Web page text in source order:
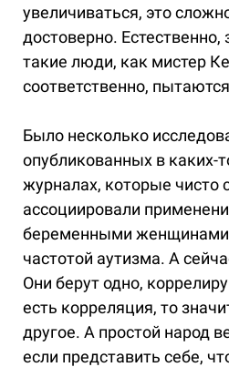
увеличиваться, это
достоверно. Естественно,
такие люди, как мистер
соответственно,
Было несколько
опубликованных в каких-
журналах, которые чисто
ассоциировали
беременными
частотой аутизма. А
Они берут одно,
есть корреляция, то
другое. А простой народ
если представить себе,